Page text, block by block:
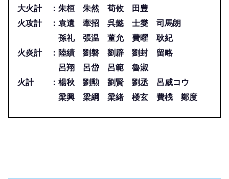
大火計 ：朱桓 朱然 荀攸 田豊
火攻計 ：袁遺 牽招 呉懿 士燮 司馬朗
孫礼 張温 董允 費曜 耿紀
火炎計 ：陸績 劉磐 劉辟 劉封 留略
呂翔 呂岱 呂範 魯淑
火計 ：楊秋 劉勲 劉賢 劉丞 呂威コウ
梁興 梁綱 梁緒 楼玄 費桟 鄭度